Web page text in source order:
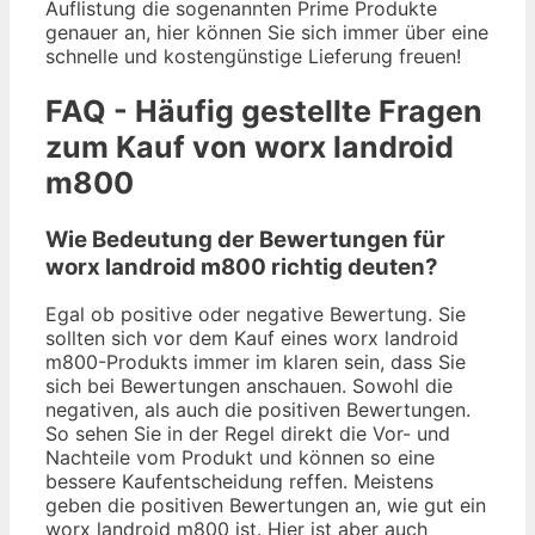
Auflistung die sogenannten Prime Produkte
genauer an, hier können Sie sich immer über eine
schnelle und kostengünstige Lieferung freuen!
FAQ - Häufig gestellte Fragen
zum Kauf von worx landroid
m800
Wie Bedeutung der Bewertungen für
worx landroid m800 richtig deuten?
Egal ob positive oder negative Bewertung. Sie
sollten sich vor dem Kauf eines worx landroid
m800-Produkts immer im klaren sein, dass Sie
sich bei Bewertungen anschauen. Sowohl die
negativen, als auch die positiven Bewertungen.
So sehen Sie in der Regel direkt die Vor- und
Nachteile vom Produkt und können so eine
bessere Kaufentscheidung reffen. Meistens
geben die positiven Bewertungen an, wie gut ein
worx landroid m800 ist. Hier ist aber auch